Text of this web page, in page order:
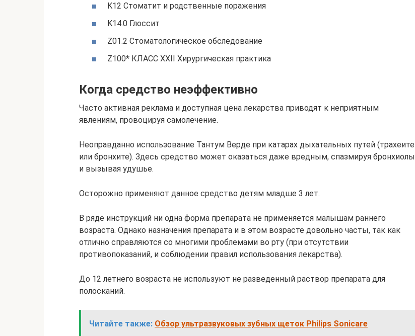
K12 Стоматит и родственные поражения
K14.0 Глоссит
Z01.2 Стоматологическое обследование
Z100* КЛАСС XXII Хирургическая практика
Когда средство неэффективно
Часто активная реклама и доступная цена лекарства приводят к неприятным
явлениям, провоцируя самолечение.
Неоправданно использование Тантум Верде при катарах дыхательных путей (трахеите
или бронхите). Здесь средство может оказаться даже вредным, спазмируя бронхиолы
и вызывая удушье.
Осторожно применяют данное средство детям младше 3 лет.
В ряде инструкций ни одна форма препарата не применяется малышам раннего
возраста. Однако назначения препарата и в этом возрасте довольно часты, так как
отлично справляются со многими проблемами во рту (при отсутствии
противопоказаний, и соблюдении правил использования лекарства).
До 12 летнего возраста не используют не разведенный раствор препарата для
полосканий.
Читайте также: Обзор ультразвуковых зубных щеток Philips Sonicare